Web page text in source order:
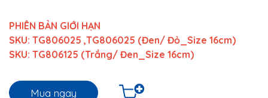
PHIÊN BẢN GIỚI HẠN
SKU: TG806025 ,TG806025 (Đen/ Đỏ_Size 16cm)
SKU: TG806125 (Trắng/ Đen_Size 16cm)
Mua ngay